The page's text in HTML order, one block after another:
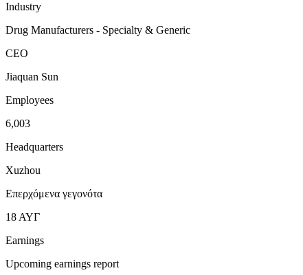
Industry
Drug Manufacturers - Specialty & Generic
CEO
Jiaquan Sun
Employees
6,003
Headquarters
Xuzhou
Επερχόμενα γεγονότα
18 ΑΥΓ
Earnings
Upcoming earnings report